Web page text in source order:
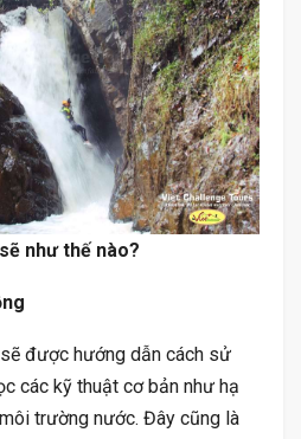
như thế nào?
được hướng dẫn cách sử
các kỹ thuật cơ bản như hạ
trường nước. Đây cũng là